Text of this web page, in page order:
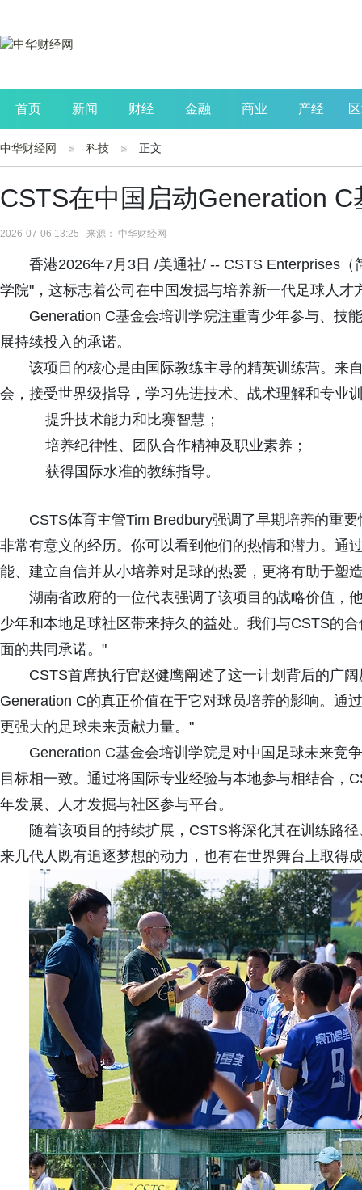
首页 新闻 财经 金融 商业 产经
公司 生活 读书
中华财经网 科技 正文
CSTS在中国启动Generation
2026-07-06 13:25 来源： 中华财经网
香港2026年7月3日 /美通社/ -- CSTS Enterprises
学院"，这标志着公司在中国发掘与培养新一代足球人才
Generation C基金会培训学院注重青少年参与、技
展持续投入的承诺。
该项目的核心是由国际教练主导的精英训练营。来
会，接受世界级指导，学习先进技术、战术理解和专业
提升技术能力和比赛智慧；
培养纪律性、团队合作精神及职业素养；
获得国际水准的教练指导。
CSTS体育主管Tim Bredbury强调了早期培养的重
非常有意义的经历。你可以看到他们的热情和潜力。通
能、建立自信并从小培养对足球的热爱，更将有助于塑
湖南省政府的一位代表强调了该项目的战略价值，
少年和本地足球社区带来持久的益处。我们与CSTS的
面的共同承诺。"
CSTS首席执行官赵健鹰阐述了这一计划背后的广
Generation C的真正价值在于它对球员培养的影响。通
更强大的足球未来贡献力量。"
Generation C基金会培训学院是对中国足球未来竞
目标相一致。通过将国际专业经验与本地参与相结合，
年发展、人才发掘与社区参与平台。
随着该项目的持续扩展，CSTS将深化其在训练路
来几代人既有追逐梦想的动力，也有在世界舞台上取得